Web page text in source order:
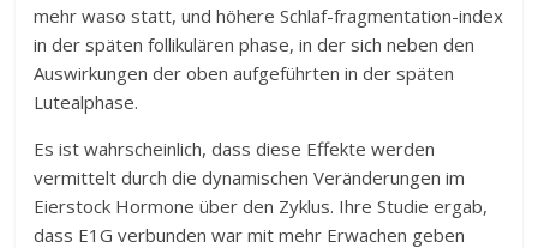
mehr waso statt, und höhere Schlaf-fragmentation-index
in der späten follikulären phase, in der sich neben den
Auswirkungen der oben aufgeführten in der späten
Lutealphase.
Es ist wahrscheinlich, dass diese Effekte werden
vermittelt durch die dynamischen Veränderungen im
Eierstock Hormone über den Zyklus. Ihre Studie ergab,
dass E1G verbunden war mit mehr Erwachen geben